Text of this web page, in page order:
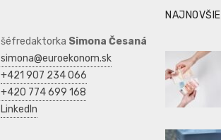
šéfredaktorka Simona Česaná
simona@euroekonom.sk
+421 907 234 066
+420 774 699 168
LinkedIn
NAJNOVŠIE